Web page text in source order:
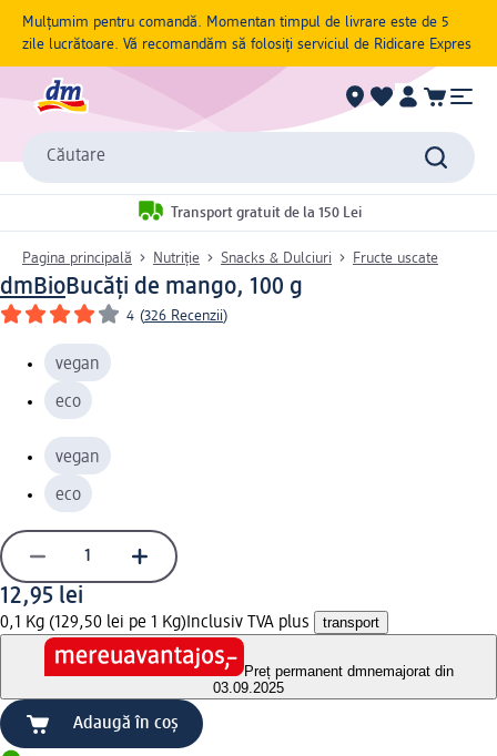
Mulțumim pentru comandă. Momentan timpul de livrare este de 5
zile lucrătoare. Vă recomandăm să folosiți serviciul de Ridicare Expres
Căutare
Transport gratuit de la 150 Lei
Pagina principală Nutriție Snacks & Dulciuri Fructe uscate
dmBioBucăți de mango, 100 g
4 (326 Recenzii)
vegan
eco
vegan
eco
12,95 lei
0,1 Kg (129,50 lei pe 1 Kg) Inclusiv TVA plus transport
Preț permanent dmnemajorat din
03.09.2025
Adaugă în coș